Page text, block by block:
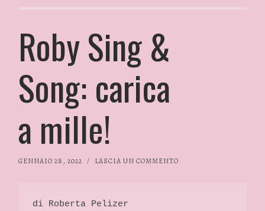
Roby Sing &
Song: carica
a mille!
GENNAIO 28, 2022 / LASCIA UN COMMENTO
di Roberta Pelizer